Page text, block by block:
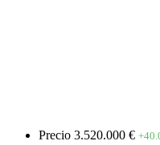
Precio 3.520.000 €